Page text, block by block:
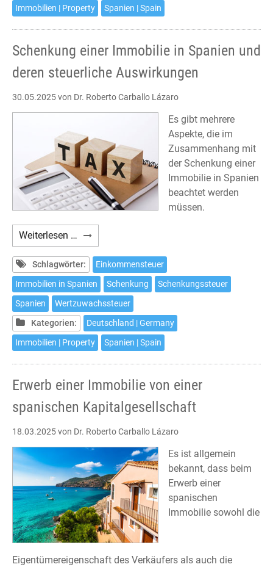
Was
Immobilien | Property
Spanien | Spain
Schenkung einer Immobilie in Spanien und
deren steuerliche Auswirkungen
30.05.2025von Dr. Roberto Carballo Lázaro
Es gibt mehrere
Aspekte, die im
Zusammenhang mit
der Schenkung einer
Immobilie in Spanien
beachtet werden
müssen.
Weiterlesen … Schenkung
einer
Immobilie
in
Spanien
und
deren
steuerliche
Auswirkungen
Schlagwörter:
Einkommensteuer
Immobilien in Spanien
Schenkung
Schenkungssteuer
Spanien
Wertzuwachssteuer
Kategorien:
Deutschland | Germany
Immobilien | Property
Spanien | Spain
Erwerb einer Immobilie von einer
spanischen Kapitalgesellschaft
18.03.2025von Dr. Roberto Carballo Lázaro
Es ist allgemein
bekannt, dass beim
Erwerb einer
spanischen
Immobilie sowohl die
Eigentümereigenschaft des Verkäufers als auch die